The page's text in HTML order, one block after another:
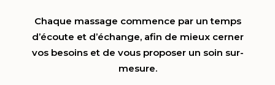
Chaque massage commence par un temps
d’écoute et d’échange, afin de mieux cerner
vos besoins et de vous proposer un soin sur-
mesure.